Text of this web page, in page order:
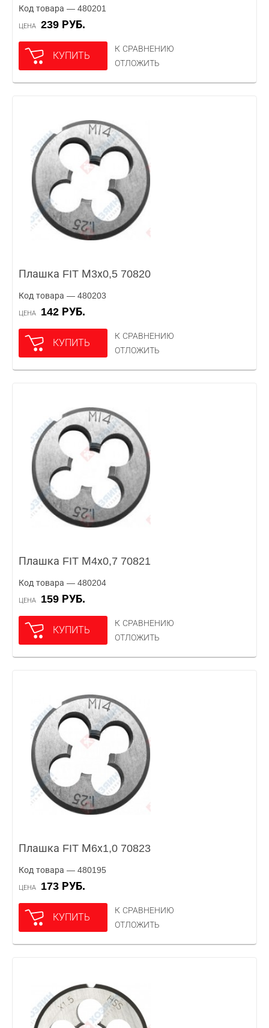
Код товара — 480201
ЦЕНА 239 РУБ.
КУПИТЬ
К СРАВНЕНИЮ
ОТЛОЖИТЬ
Плашка FIT М3х0,5 70820
Код товара — 480203
ЦЕНА 142 РУБ.
КУПИТЬ
К СРАВНЕНИЮ
ОТЛОЖИТЬ
Плашка FIT М4х0,7 70821
Код товара — 480204
ЦЕНА 159 РУБ.
КУПИТЬ
К СРАВНЕНИЮ
ОТЛОЖИТЬ
Плашка FIT М6х1,0 70823
Код товара — 480195
ЦЕНА 173 РУБ.
КУПИТЬ
К СРАВНЕНИЮ
ОТЛОЖИТЬ